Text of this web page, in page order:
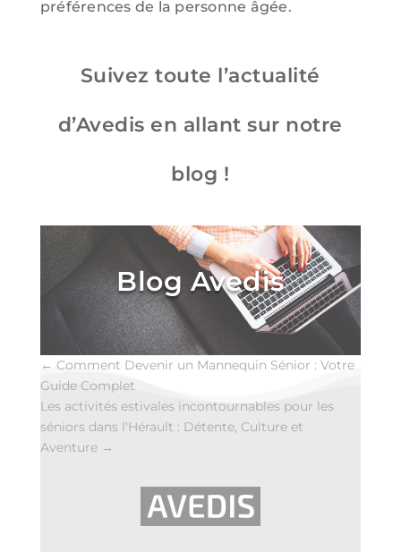
préférences de la personne âgée.
Suivez toute l’actualité
d’Avedis en allant sur notre
blog !
Blog Avedis
← Comment Devenir un Mannequin Sénior : Votre
Guide Complet
Les activités estivales incontournables pour les
séniors dans l'Hérault : Détente, Culture et
Aventure→